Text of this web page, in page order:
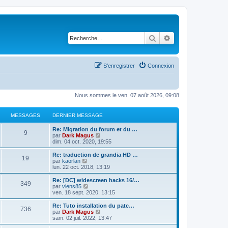
Rechercher
Connexion
S’enregistrer
Nous sommes le ven. 07 août 2026, 09:08
MESSAGES DERNIER MESSAGE
9
Re: Migration du forum et du …
par Dark Magus
o
i
r
l
e
r
n
i
r
e
s
dim. 04 oct. 2020, 19:55
19
Re: traduction de grandia HD …
par kaorlan
o
i
r
l
e
e
r
n
i
lun. 22 oct. 2018, 13:19
349
Re: [DC] widescreen hacks 16/…
par viens85
o
i
r
l
e
ven. 18 sept. 2020, 13:15
736
Re: Tuto installation du patc…
par Dark Magus
o
i
sam. 02 juil. 2022, 13:47